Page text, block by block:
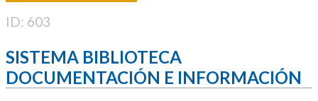
ID: 603
SISTEMA BIBLIOTECA
DOCUMENTACIÓN E INFORMACIÓN